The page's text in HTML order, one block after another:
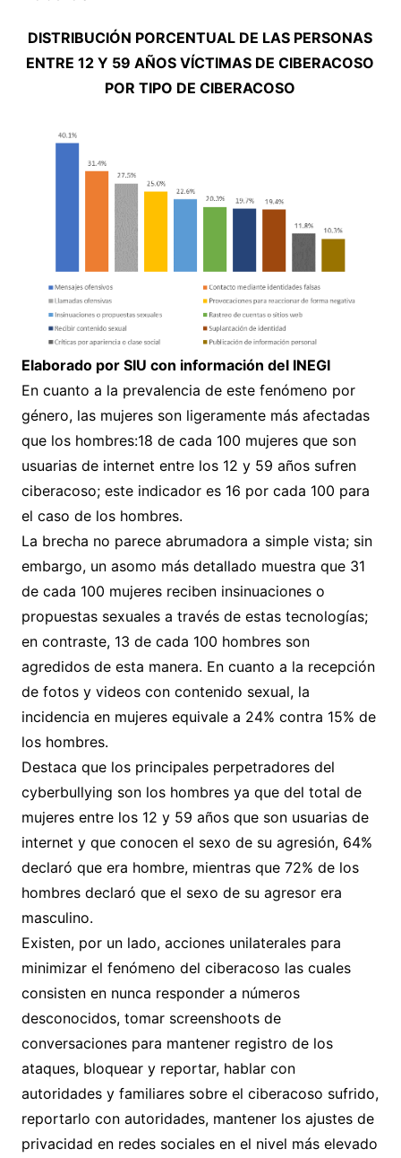
DISTRIBUCIÓN PORCENTUAL DE LAS PERSONAS
ENTRE 12 Y 59 AÑOS VÍCTIMAS DE CIBERACOSO
POR TIPO DE CIBERACOSO
Elaborado por SIU con información del INEGI
En cuanto a la prevalencia de este fenómeno por
género, las mujeres son ligeramente más afectadas
que los hombres:18 de cada 100 mujeres que son
usuarias de internet entre los 12 y 59 años sufren
ciberacoso; este indicador es 16 por cada 100 para
el caso de los hombres.
La brecha no parece abrumadora a simple vista; sin
embargo, un asomo más detallado muestra que 31
de cada 100 mujeres reciben insinuaciones o
propuestas sexuales a través de estas tecnologías;
en contraste, 13 de cada 100 hombres son
agredidos de esta manera. En cuanto a la recepción
de fotos y videos con contenido sexual, la
incidencia en mujeres equivale a 24% contra 15% de
los hombres.
Destaca que los principales perpetradores del
cyberbullying son los hombres ya que del total de
mujeres entre los 12 y 59 años que son usuarias de
internet y que conocen el sexo de su agresión, 64%
declaró que era hombre, mientras que 72% de los
hombres declaró que el sexo de su agresor era
masculino.
Existen, por un lado, acciones unilaterales para
minimizar el fenómeno del ciberacoso las cuales
consisten en nunca responder a números
desconocidos, tomar screenshoots de
conversaciones para mantener registro de los
ataques, bloquear y reportar, hablar con
autoridades y familiares sobre el ciberacoso sufrido,
reportarlo con autoridades, mantener los ajustes de
privacidad en redes sociales en el nivel más elevado